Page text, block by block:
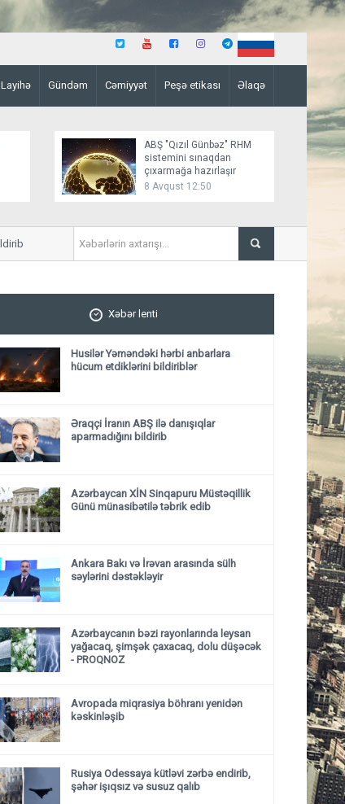
Layihə Gündəm Cəmiyyət Peşə etikası Əlaqə
ABŞ "Qızıl Günbəz" RHM
sistemini sınaqdan
çıxarmağa hazırlaşır
8 Avqust 12:50
Azərbaycan XİN Sinqapuru
Xəbər lenti
Husilər Yəməndəki hərbi anbarlara
hücum etdiklərini bildiriblər
Əraqçi İranın ABŞ ilə danışıqlar
aparmadığını bildirib
Azərbaycan XİN Sinqapuru Müstəqillik
Günü münasibətilə təbrik edib
Ankara Bakı və İrəvan arasında sülh
səylərini dəstəkləyir
Azərbaycanın bəzi rayonlarında leysan
yağacaq, şimşək çaxacaq, dolu düşəcək
- PROQNOZ
Avropada miqrasiya böhranı yenidən
kəskinləşib
Rusiya Odessaya kütləvi zərbə endirib,
şəhər işıqsız və susuz qalıb